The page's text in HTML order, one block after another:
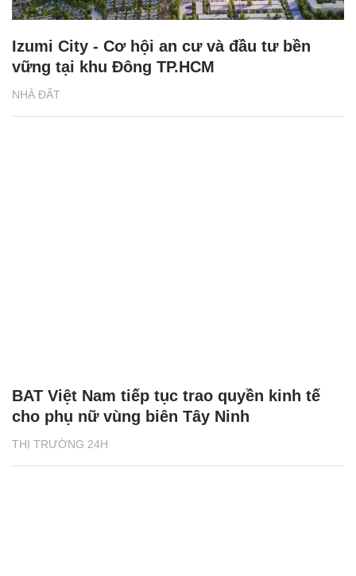
NHÀ ĐẤT
Izumi City - Cơ hội an cư và đầu tư bền
vững tại khu Đông TP.HCM
THỊ TRƯỜNG 24H
BAT Việt Nam tiếp tục trao quyền kinh tế
cho phụ nữ vùng biên Tây Ninh